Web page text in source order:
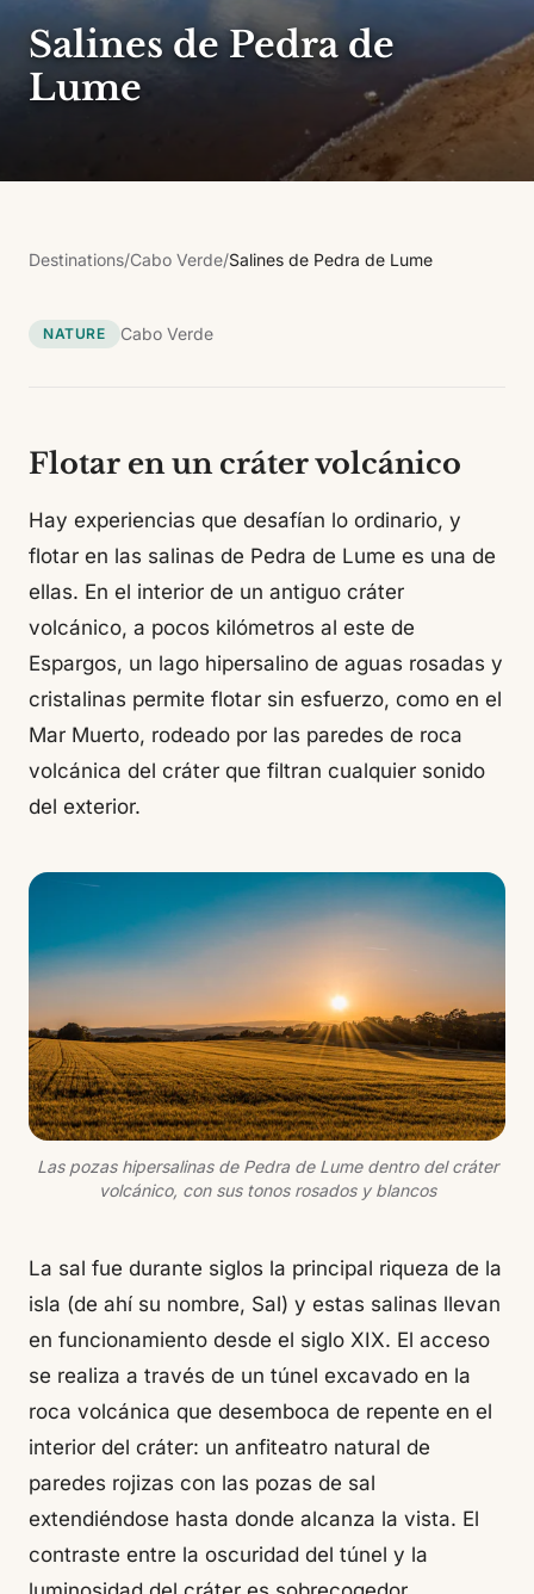
Salines de Pedra de
Lume
Destinations/Cabo Verde/Salines de Pedra de Lume
NATURE Cabo Verde
Flotar en un cráter volcánico
Hay experiencias que desafían lo ordinario, y
flotar en las salinas de Pedra de Lume es una de
ellas. En el interior de un antiguo cráter
volcánico, a pocos kilómetros al este de
Espargos, un lago hipersalino de aguas rosadas y
cristalinas permite flotar sin esfuerzo, como en el
Mar Muerto, rodeado por las paredes de roca
volcánica del cráter que filtran cualquier sonido
del exterior.
Las pozas hipersalinas de Pedra de Lume dentro del cráter
volcánico, con sus tonos rosados y blancos
La sal fue durante siglos la principal riqueza de la
isla (de ahí su nombre, Sal) y estas salinas llevan
en funcionamiento desde el siglo XIX. El acceso
se realiza a través de un túnel excavado en la
roca volcánica que desemboca de repente en el
interior del cráter: un anfiteatro natural de
paredes rojizas con las pozas de sal
extendiéndose hasta donde alcanza la vista. El
contraste entre la oscuridad del túnel y la